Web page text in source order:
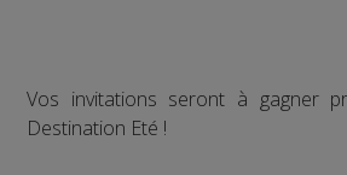
Vos invitations seront à gagner
Destination Eté !